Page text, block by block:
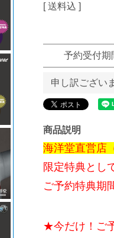
送料込
予約受付期
申し訳ござい
商品説明
海洋堂直営店
限定特典とし
ご予約特典期
★今だけ！ご